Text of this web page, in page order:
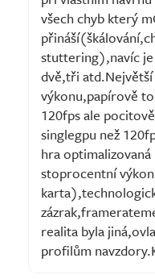
všech chyb který
stuttering),navíc je
dvě,tři
výkonu,papírově
120fps ale
singlegpu než
hra
stoprocentní
realita byla
profilům